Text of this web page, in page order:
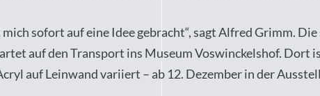
mich sofort auf eine Idee gebracht“, sagt Alfred Grimm.
auf den Transport ins Museum Voswinckelshof. Dort
auf Leinwand variiert – ab 12. Dezember in der